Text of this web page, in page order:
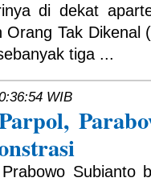
di dekat
Tak Dikenal
tiga ...
WIB
Subianto